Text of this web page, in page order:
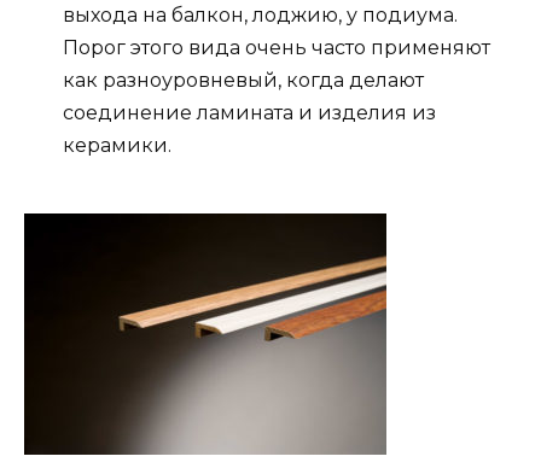
выхода на балкон, лоджию, у подиума.
Порог этого вида очень часто применяют
как разноуровневый, когда делают
соединение ламината и изделия из
керамики.